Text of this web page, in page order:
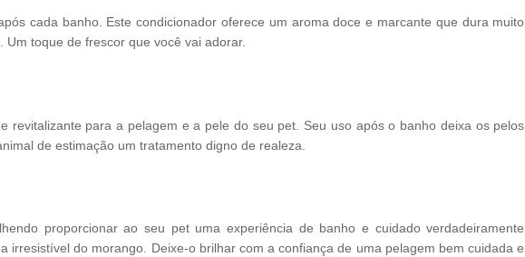
cada banho. Este condicionador oferece um aroma doce e marcante que dura muito
toque de frescor que você vai adorar.
revitalizante para a pelagem e a pele do seu pet. Seu uso após o banho deixa os pelos
de estimação um tratamento digno de realeza.
proporcionar ao seu pet uma experiência de banho e cuidado verdadeiramente
do morango. Deixe-o brilhar com a confiança de uma pelagem bem cuidada e